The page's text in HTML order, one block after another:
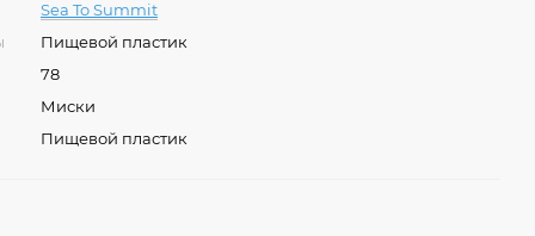
Sea To Summit
Пищевой пластик
78
Миски
Пищевой пластик